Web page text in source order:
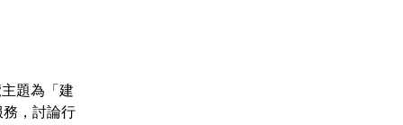
題為「建
，討論行